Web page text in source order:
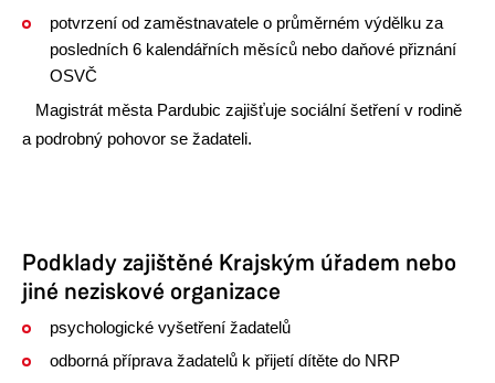
potvrzení od zaměstnavatele o průměrném výdělku za
posledních 6 kalendářních měsíců nebo daňové přiznání
OSVČ
Magistrát města Pardubic zajišťuje sociální šetření v rodině
a podrobný pohovor se žadateli.
Podklady zajištěné Krajským úřadem nebo
jiné neziskové organizace
psychologické vyšetření žadatelů
odborná příprava žadatelů k přijetí dítěte do NRP